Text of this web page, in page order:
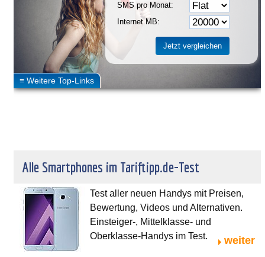
SMS pro Monat:
Internet MB:
Alle Smartphones im Tariftipp.de-Test
Test aller neuen Handys mit Preisen,
Bewertung, Videos und Alternativen.
Einsteiger-, Mittelklasse- und
Oberklasse-Handys im Test.
weiter